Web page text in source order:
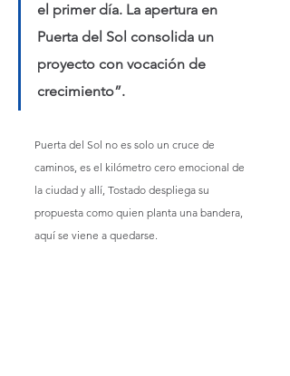
el primer día. La apertura en
Puerta del Sol consolida un
proyecto con vocación de
crecimiento”.
Puerta del Sol no es solo un cruce de
caminos, es el kilómetro cero emocional de
la ciudad y allí, Tostado despliega su
propuesta como quien planta una bandera,
aquí se viene a quedarse.